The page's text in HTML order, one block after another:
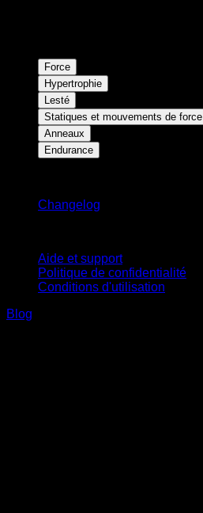
Force
Hypertrophie
Lesté
Statiques et mouvements de force
Anneaux
Endurance
Changelog
Aide et support
Politique de confidentialité
Conditions d'utilisation
Blog